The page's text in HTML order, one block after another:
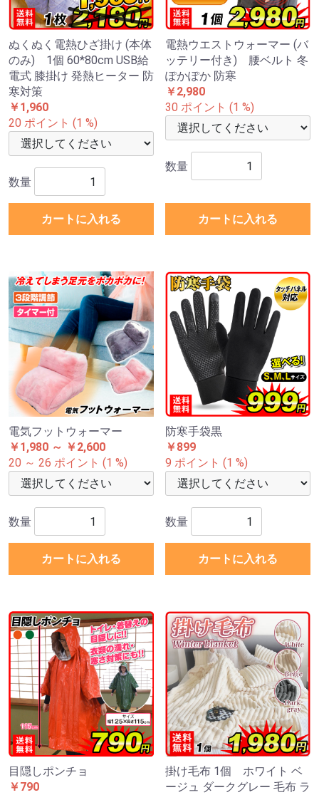
ぬくぬく電熱ひざ掛け (本体
のみ) 1個 60*80cm USB給
電式 膝掛け 発熱ヒーター 防
寒対策
￥1,960
20 ポイント (1 %)
数量
カートに入れる
電熱ウエストウォーマー (バ
ッテリー付き) 腰ベルト 冬
ぽかぽか 防寒
￥2,980
30 ポイント (1 %)
数量
カートに入れる
電気フットウォーマー
￥1,980 ～ ￥2,600
20 ～ 26 ポイント (1 %)
数量
カートに入れる
防寒手袋黒
￥899
9 ポイント (1 %)
数量
カートに入れる
目隠しポンチョ
￥790
掛け毛布 1個 ホワイト ベ
ージュ ダークグレー 毛布 ラ